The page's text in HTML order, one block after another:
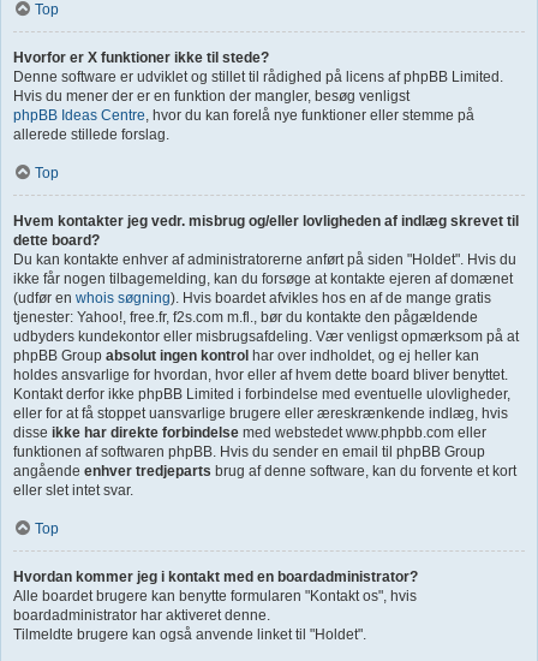
Top
Hvorfor er X funktioner ikke til stede?
Denne software er udviklet og stillet til rådighed på licens af phpBB Limited.
Hvis du mener der er en funktion der mangler, besøg venligst
phpBB Ideas Centre, hvor du kan forelå nye funktioner eller stemme på
allerede stillede forslag.
Top
Hvem kontakter jeg vedr. misbrug og/eller lovligheden af indlæg skrevet til
dette board?
Du kan kontakte enhver af administratorerne anført på siden "Holdet". Hvis du
ikke får nogen tilbagemelding, kan du forsøge at kontakte ejeren af domænet
(udfør en whois søgning). Hvis boardet afvikles hos en af de mange gratis
tjenester: Yahoo!, free.fr, f2s.com m.fl., bør du kontakte den pågældende
udbyders kundekontor eller misbrugsafdeling. Vær venligst opmærksom på at
phpBB Group absolut ingen kontrol har over indholdet, og ej heller kan
holdes ansvarlige for hvordan, hvor eller af hvem dette board bliver benyttet.
Kontakt derfor ikke phpBB Limited i forbindelse med eventuelle ulovligheder,
eller for at få stoppet uansvarlige brugere eller æreskrænkende indlæg, hvis
disse ikke har direkte forbindelse med webstedet www.phpbb.com eller
funktionen af softwaren phpBB. Hvis du sender en email til phpBB Group
angående enhver tredjeparts brug af denne software, kan du forvente et kort
eller slet intet svar.
Top
Hvordan kommer jeg i kontakt med en boardadministrator?
Alle boardet brugere kan benytte formularen "Kontakt os", hvis
boardadministrator har aktiveret denne.
Tilmeldte brugere kan også anvende linket til "Holdet".